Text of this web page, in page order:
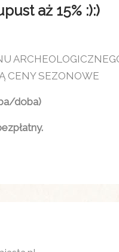
aż 15% :):)
CENY SEZONOWE
doba)